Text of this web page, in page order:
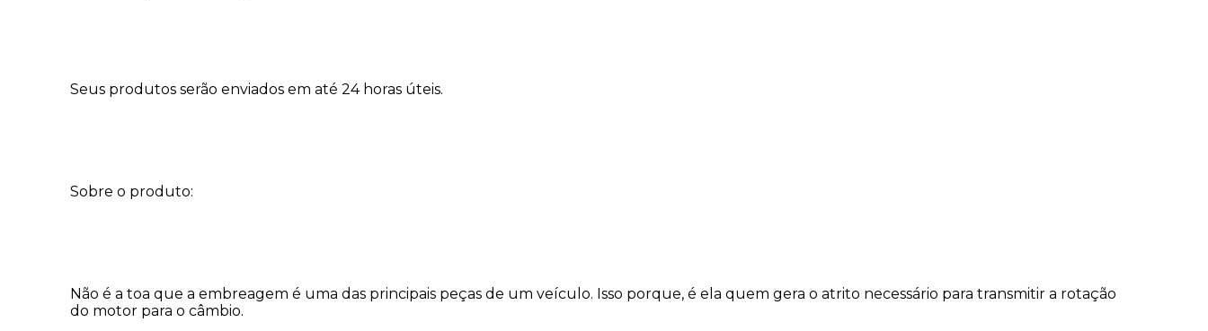
Seus produtos serão enviados em até 24 horas úteis.
Sobre o produto:
Não é a toa que a embreagem é uma das principais peças de um veículo. Isso porque, é ela quem gera o atrito necessário para transmitir a rotação
do motor para o câmbio.